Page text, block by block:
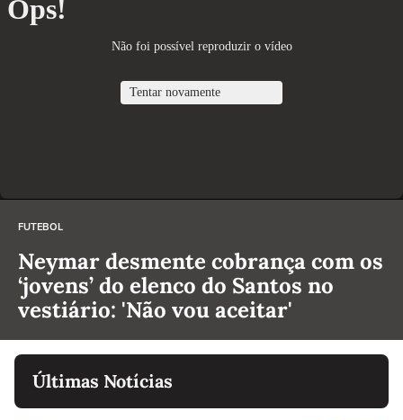
FUTEBOL
Neymar desmente cobrança com os
‘jovens’ do elenco do Santos no
vestiário: 'Não vou aceitar'
Últimas Notícias